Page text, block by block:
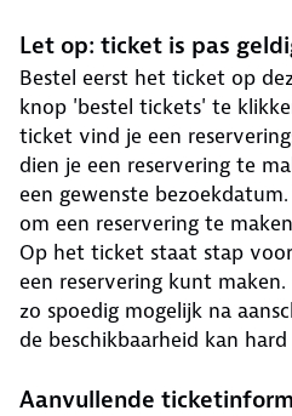
Let op: ticket is pas
Bestel eerst het ticket op
knop 'bestel tickets' te
ticket vind je een
dien je een reservering te
een gewenste
om een reservering te
Op het ticket staat stap
een reservering kunt
zo spoedig mogelijk na
de beschikbaarheid kan hard
Aanvullende